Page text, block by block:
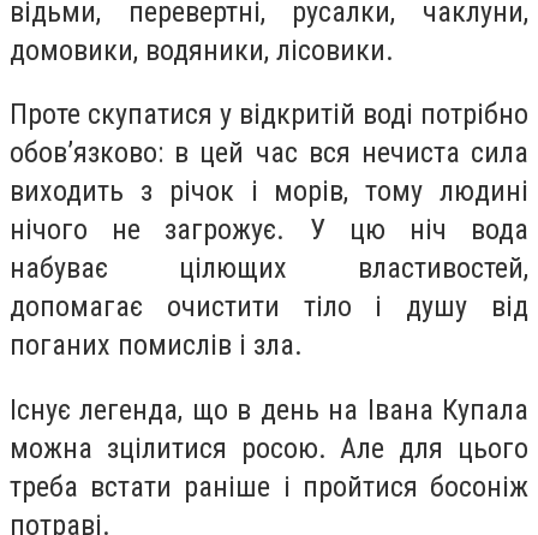
відьми, перевертні, русалки, чаклуни,
домовики, водяники, лісовики.
Проте скупатися у відкритій воді потрібно
обов’язково: в цей час вся нечиста сила
виходить з річок і морів, тому людині
нічого не загрожує. У цю ніч вода
набуває цілющих властивостей,
допомагає очистити тіло і душу від
поганих помислів і зла.
Існує легенда, що в день на Івана Купала
можна зцілитися росою. Але для цього
треба встати раніше і пройтися босоніж
потраві.